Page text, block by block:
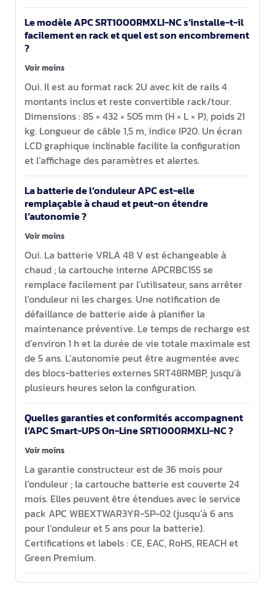
Le modèle APC SRT1000RMXLI-NC s’installe-t-il
facilement en rack et quel est son encombrement
?
Voir moins
Oui. Il est au format rack 2U avec kit de rails 4
montants inclus et reste convertible rack/tour.
Dimensions : 85 × 432 × 505 mm (H × L × P), poids 21
kg. Longueur de câble 1,5 m, indice IP20. Un écran
LCD graphique inclinable facilite la configuration
et l’affichage des paramètres et alertes.
La batterie de l’onduleur APC est-elle
remplaçable à chaud et peut-on étendre
l’autonomie ?
Voir moins
Oui. La batterie VRLA 48 V est échangeable à
chaud ; la cartouche interne APCRBC155 se
remplace facilement par l’utilisateur, sans arrêter
l’onduleur ni les charges. Une notification de
défaillance de batterie aide à planifier la
maintenance préventive. Le temps de recharge est
d’environ 1 h et la durée de vie totale maximale est
de 5 ans. L’autonomie peut être augmentée avec
des blocs-batteries externes SRT48RMBP, jusqu’à
plusieurs heures selon la configuration.
Quelles garanties et conformités accompagnent
l’APC Smart-UPS On-Line SRT1000RMXLI-NC ?
Voir moins
La garantie constructeur est de 36 mois pour
l’onduleur ; la cartouche batterie est couverte 24
mois. Elles peuvent être étendues avec le service
pack APC WBEXTWAR3YR-SP-02 (jusqu’à 6 ans
pour l’onduleur et 5 ans pour la batterie).
Certifications et labels : CE, EAC, RoHS, REACH et
Green Premium.